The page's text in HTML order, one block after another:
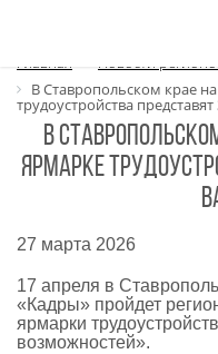
Главная
Новости
В Ставропольском крае
трудоустройства
В
ярмарке
27 марта 2026
17 апреля в
«Кадры» пройдет
ярмарки
возможностей».